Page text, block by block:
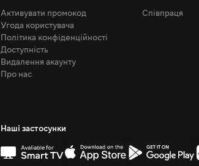
Активувати промокод
Угода користувача
Політика конфіденційності
Доступність
Видалення акаунту
Про нас
Співпраця
Наші застосунки